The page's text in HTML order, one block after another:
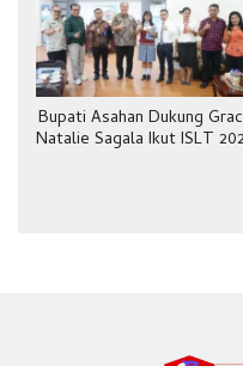
Bupati Asahan Dukung
Natalie Sagala Ikut ISLT